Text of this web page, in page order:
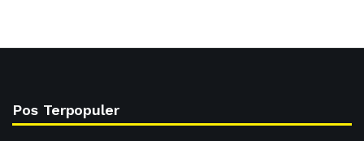
Pos Terpopuler